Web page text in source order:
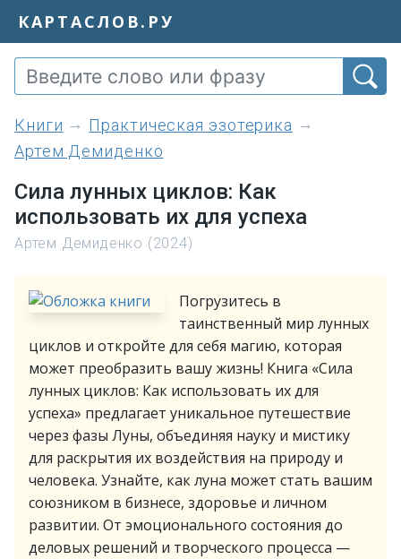
КАРТАСЛОВ.РУ
книги
Практическая эзотерика
Артем Демиденко
Сила лунных циклов: Как
использовать их для успеха
Артем Демиденко (2024)
Погрузитесь в
таинственный мир лунных
циклов и откройте для себя магию, которая
может преобразить вашу жизнь! Книга «Сила
лунных циклов: Как использовать их для
успеха» предлагает уникальное путешествие
через фазы Луны, объединяя науку и мистику
для раскрытия их воздействия на природу и
человека. Узнайте, как луна может стать вашим
союзником в бизнесе, здоровье и личном
развитии. От эмоционального состояния до
деловых решений и творческого процесса —